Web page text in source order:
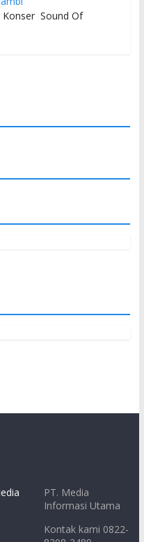
Konser Sound Of
PT. Media
Informasi Utama
Kontak kami 0822-